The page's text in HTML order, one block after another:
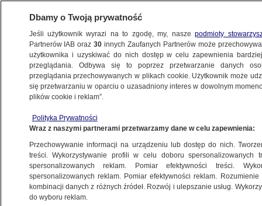
BIZNES
MOTO
prędkości do 30 km/h
19.06.2023, 12:45
Udostępnij
Dbamy o Twoją prywatność
Jeśli użytkownik wyrazi na to zgodę, my, naszepodmioty
Partnerów IAB oraz30 innych Zaufanych Partnerów może
użytkownika i uzyskiwać do nich dostęp w celu zapewnienia
przeglądania. Odbywa się to poprzez przetwarzanie danych
przeglądania przechowywanych w plikach cookie. Użytkownik może
się przetwarzaniu w oparciu o uzasadniony interes w dowolnym
plików cookie i reklam”.
Polityka Prywatności
Wraz z naszymi partnerami przetwarzamy dane w celu zapewnienia:
Przechowywanie informacji na urządzeniu lub dostęp do nich.
treści. Wykorzystywanie profili w celu doboru spersonalizowanych
spersonalizowanych reklam. Pomiar efektywności treści.
spersonalizowanych reklam. Pomiar efektywności reklam.
kombinacji danych z różnych źródeł. Rozwój i ulepszanie usług.
do wyboru reklam.